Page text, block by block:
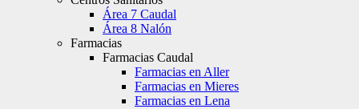
Área 7 Caudal
Área 8 Nalón
Farmacias
Farmacias Caudal
Farmacias en Aller
Farmacias en Mieres
Farmacias en Lena